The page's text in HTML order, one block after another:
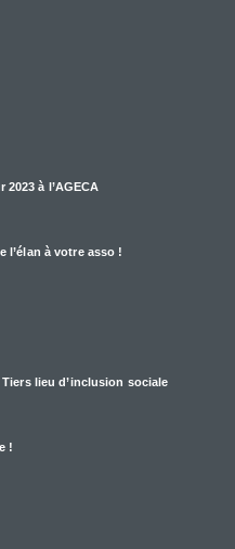
à l’AGECA
l’élan à votre asso !
lieu d’inclusion sociale
!